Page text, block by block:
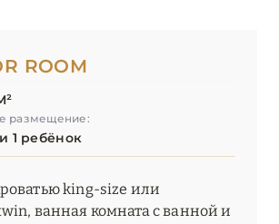
ROOM
размещение:
1 ребёнок
king-size или
ванная комната с ванной и